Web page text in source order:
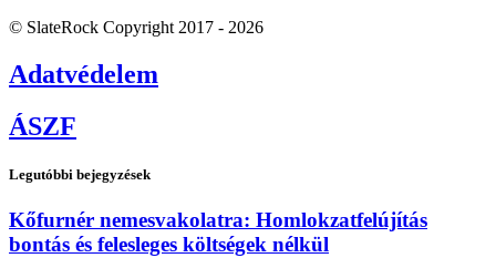
© SlateRock Copyright 2017 - 2026
Adatvédelem
ÁSZF
Legutóbbi bejegyzések
Kőfurnér nemesvakolatra: Homlokzatfelújítás
bontás és felesleges költségek nélkül